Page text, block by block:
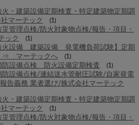
・建築設備定期検査・特定建築物定期調
マーテック
(1)
管理点検/防火対象物点検/報告・項目・
ック
(1)
火設備 建築設備 発電機負荷試験】定期
⇒ マーテックへ
(1)
設備点検 防火設備定期検査 (1)
設備点検/連結送水管耐圧試験/自家発電
告義務 業者選び/株式会社マーテック
・建築設備定期検査・特定建築物定期調
マーテック
(1)
管理点検/防火対象物点検/報告・項目・